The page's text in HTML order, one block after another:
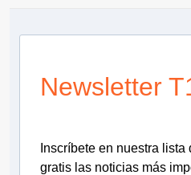
Newsletter
Inscríbete en nuestra
gratis las noticias más